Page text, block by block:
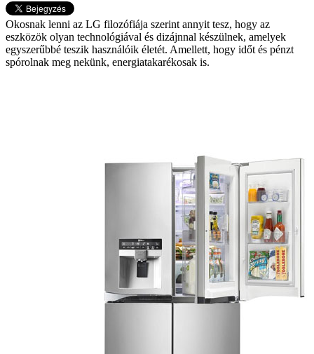
Okosnak lenni az LG filozófiája szerint annyit tesz, hogy az
eszközök olyan technológiával és dizájnnal készülnek, amelyek
egyszerűbbé teszik használóik életét. Amellett, hogy időt és pénzt
spórolnak meg nekünk, energiatakarékosak is.